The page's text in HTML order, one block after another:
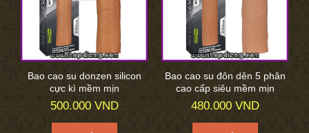
Bao cao su donzen silicon
cực kì mềm mịn
500.000 VND
Bao cao su đôn dên 5 phân
cao cấp siêu mềm mịn
480.000 VND